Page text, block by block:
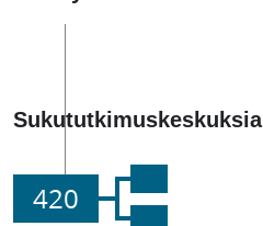
Sukututkimuskeskuksia
420